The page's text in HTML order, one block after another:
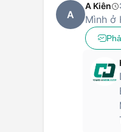
A
A Kiên
Mình ở